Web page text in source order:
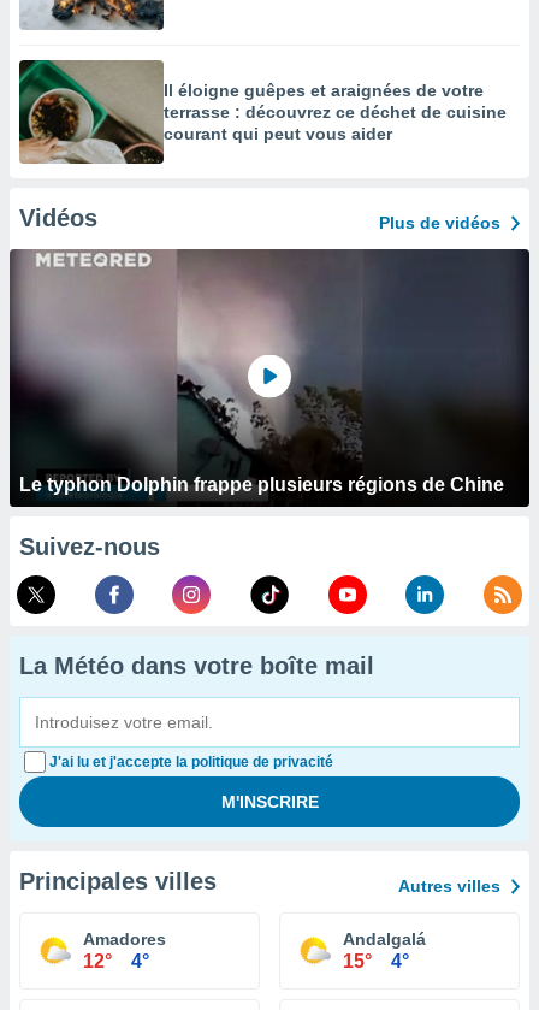
Il éloigne guêpes et araignées de votre
terrasse : découvrez ce déchet de cuisine
courant qui peut vous aider
Vidéos Plus de vidéos
Le typhon Dolphin frappe plusieurs régions de Chine
Suivez-nous
La Météo dans votre boîte mail
J'ai lu et j'accepte la politique de privacité
Principales villes Autres villes
Amadores
12° 4°
Andalgalá
15° 4°